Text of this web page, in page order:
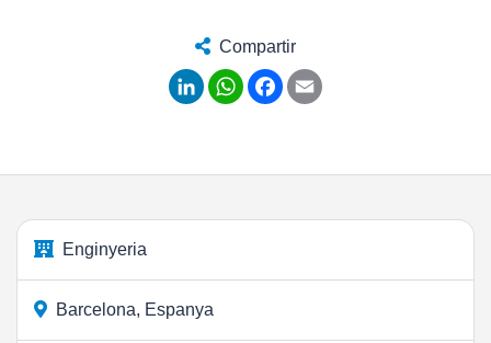
Compartir
LinkedInWhatsApp
Facebook
Enginyeria
Barcelona, Espanya